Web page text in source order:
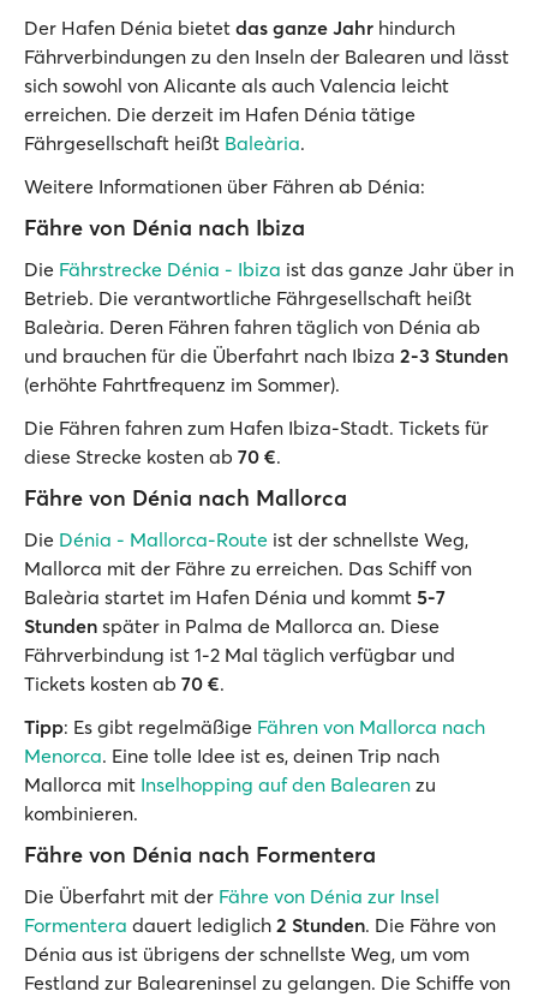
Der Hafen Dénia bietet das ganze Jahr hindurch
Fährverbindungen zu den Inseln der Balearen und lässt
sich sowohl von Alicante als auch Valencia leicht
erreichen. Die derzeit im Hafen Dénia tätige
Fährgesellschaft heißt Baleària.
Weitere Informationen über Fähren ab Dénia:
Fähre von Dénia nach Ibiza
Die Fährstrecke Dénia - Ibiza ist das ganze Jahr über in
Betrieb. Die verantwortliche Fährgesellschaft heißt
Baleària. Deren Fähren fahren täglich von Dénia ab
und brauchen für die Überfahrt nach Ibiza 2-3 Stunden
(erhöhte Fahrtfrequenz im Sommer).
Die Fähren fahren zum Hafen Ibiza-Stadt. Tickets für
diese Strecke kosten ab 70 €.
Fähre von Dénia nach Mallorca
Die Dénia - Mallorca-Route ist der schnellste Weg,
Mallorca mit der Fähre zu erreichen. Das Schiff von
Baleària startet im Hafen Dénia und kommt 5-7
Stunden später in Palma de Mallorca an. Diese
Fährverbindung ist 1-2 Mal täglich verfügbar und
Tickets kosten ab 70 €.
Tipp: Es gibt regelmäßige Fähren von Mallorca nach
Menorca. Eine tolle Idee ist es, deinen Trip nach
Mallorca mit Inselhopping auf den Balearen zu
kombinieren.
Fähre von Dénia nach Formentera
Die Überfahrt mit der Fähre von Dénia zur Insel
Formentera dauert lediglich 2 Stunden. Die Fähre von
Dénia aus ist übrigens der schnellste Weg, um vom
Festland zur Baleareninsel zu gelangen. Die Schiffe von